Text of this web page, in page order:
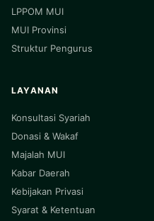
LPPOM MUI
MUI Provinsi
Struktur Pengurus
LAYANAN
Konsultasi Syariah
Donasi & Wakaf
Majalah MUI
Kabar Daerah
Kebijakan Privasi
Syarat & Ketentuan